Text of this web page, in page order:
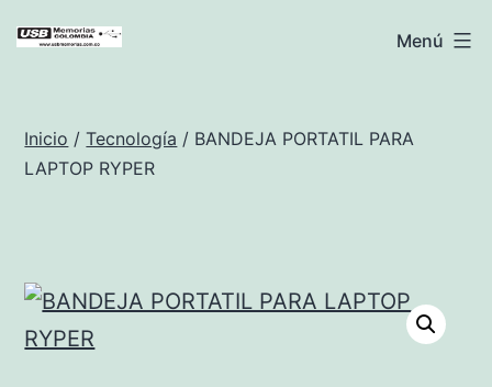
USB
Menú
Inicio /Tecnología / BANDEJA PORTATIL PARA
LAPTOP RYPER